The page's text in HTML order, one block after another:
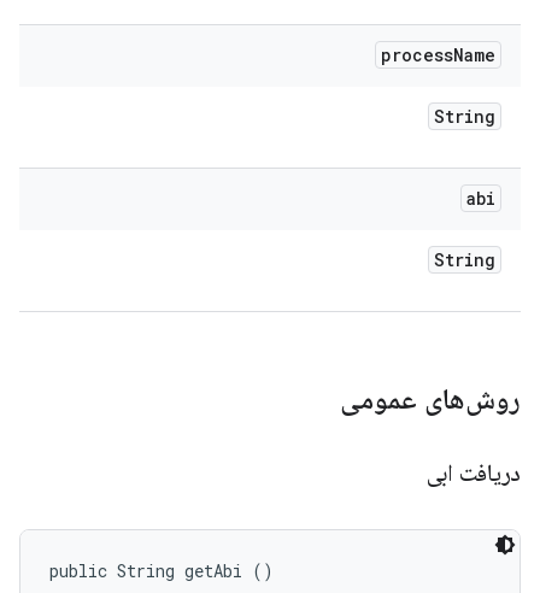
processName
String
abi
String
روش‌های عمومی
دریافت ابی
public String getAbi ()